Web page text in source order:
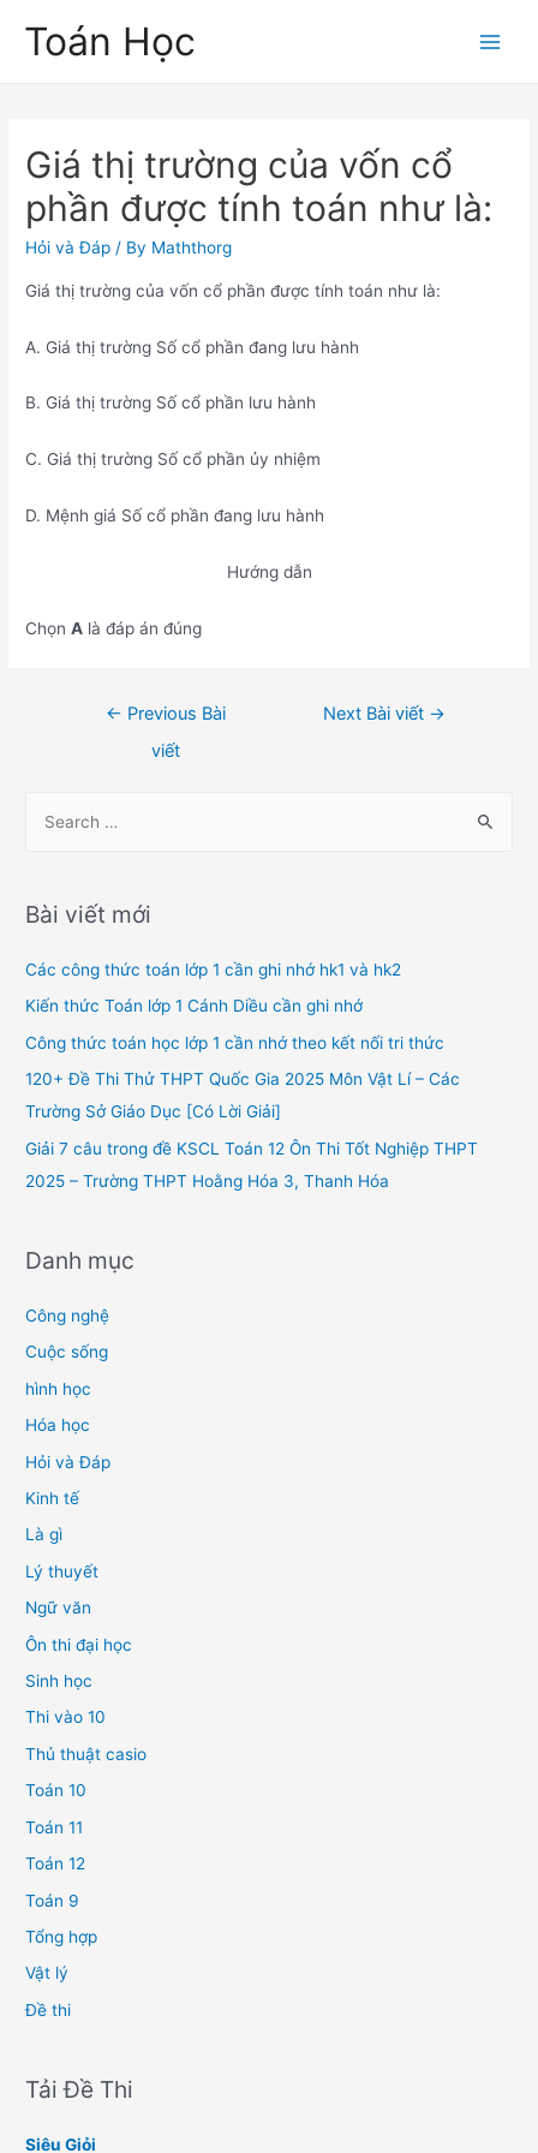
Toán Học
Giá thị trường của vốn cổ
phần được tính toán như là:
Hỏi và Đáp / By Maththorg
Giá thị trường của vốn cổ phần được tính toán như là:
A. Giá thị trường Số cổ phần đang lưu hành
B. Giá thị trường Số cổ phần lưu hành
C. Giá thị trường Số cổ phần ủy nhiệm
D. Mệnh giá Số cổ phần đang lưu hành
Hướng dẫn
ChọnA là đáp án đúng
← Previous Bài
viết
Next Bài viết →
r
h
f
o
Bài viết mới
Các công thức toán lớp 1 cần ghi nhớ hk1 và hk2
Kiến thức Toán lớp 1 Cánh Diều cần ghi nhớ
Công thức toán học lớp 1 cần nhớ theo kết nối tri thức
120+ Đề Thi Thử THPT Quốc Gia 2025 Môn Vật Lí – Các
Trường Sở Giáo Dục [Có Lời Giải]
Giải 7 câu trong đề KSCL Toán 12 Ôn Thi Tốt Nghiệp THPT
2025 – Trường THPT Hoằng Hóa 3, Thanh Hóa
Danh mục
Công nghệ
Cuộc sống
hình học
Hóa học
Hỏi và Đáp
Kinh tế
Là gì
Lý thuyết
Ngữ văn
Ôn thi đại học
Sinh học
Thi vào 10
Thủ thuật casio
Toán 10
Toán 11
Toán 12
Toán 9
Tổng hợp
Vật lý
Đề thi
Tải Đề Thi
Siêu Giỏi